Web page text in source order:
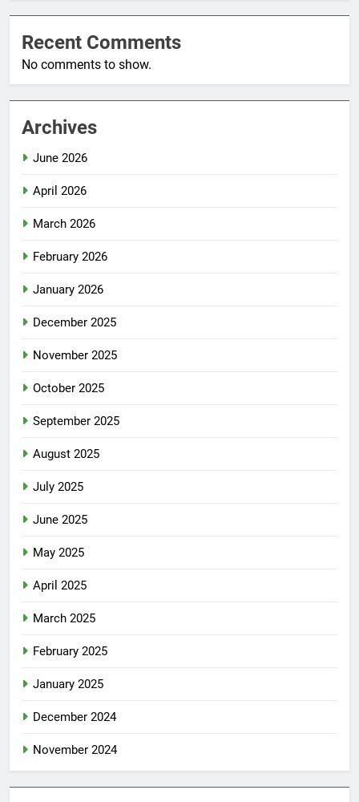
Recent Comments
No comments to show.
Archives
June 2026
April 2026
March 2026
February 2026
January 2026
December 2025
November 2025
October 2025
September 2025
August 2025
July 2025
June 2025
May 2025
April 2025
March 2025
February 2025
January 2025
December 2024
November 2024